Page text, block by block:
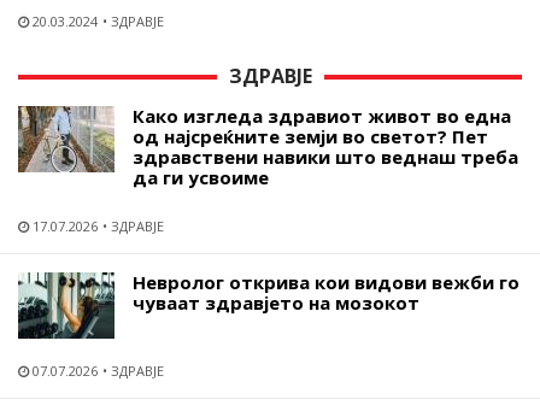
20.03.2024 ЗДРАВЈЕ
ЗДРАВЈЕ
Како изгледа здравиот живот во една
од најсреќните земји во светот? Пет
здравствени навики што веднаш треба
да ги усвоиме
17.07.2026 ЗДРАВЈЕ
Невролог открива кои видови вежби го
чуваат здравјето на мозокот
07.07.2026 ЗДРАВЈЕ